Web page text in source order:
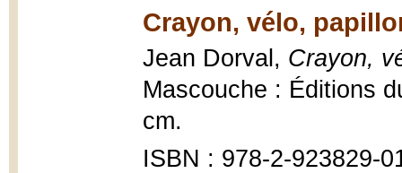
Crayon, vélo,
Jean Dorval, Crayon,
Mascouche : Éditions
cm.
ISBN : 978-2-923829-